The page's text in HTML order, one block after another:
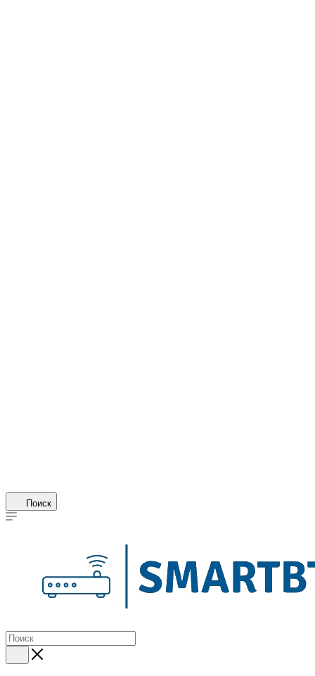
Поиск